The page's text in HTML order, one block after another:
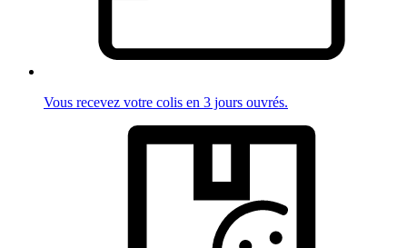
Vous recevez votre colis en 3 jours ouvrés.